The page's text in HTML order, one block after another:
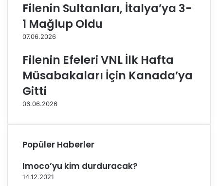
ı
F
i
a
d
e
İ
e
c
a
Filenin Sultanları, İtalya’ya 3-
1 Mağlup Oldu
07.06.2026
Filenin Efeleri VNL İlk Hafta
Müsabakaları İçin Kanada’ya
Gitti
06.06.2026
Popüler Haberler
Imoco’yu kim durduracak?
14.12.2021